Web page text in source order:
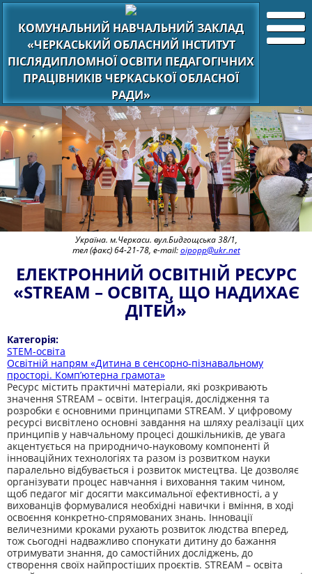
КОМУНАЛЬНИЙ НАВЧАЛЬНИЙ ЗАКЛАД
«ЧЕРКАСЬКИЙ ОБЛАСНИЙ ІНСТИТУТ
ПІСЛЯДИПЛОМНОЇ ОСВІТИ ПЕДАГОГІЧНИХ
ПРАЦІВНИКІВ ЧЕРКАСЬКОЇ ОБЛАСНОЇ
РАДИ»
Україна. м.Черкаси. вул.Бидгощська 38/1,
тел (факс) 64-21-78, e-mail:oipopp@ukr.net
ЕЛЕКТРОННИЙ ОСВІТНІЙ РЕСУРС
«STREAM – ОСВІТА, ЩО НАДИХАЄ
ДІТЕЙ»
Категорія:
STEM-освіта
Освітній напрям «Дитина в сенсорно-пізнавальному
просторі. Комп’ютерна грамота»
Ресурс містить практичні матеріали, які розкривають
значення STREAM – освіти. Інтеграція, дослідження та
розробки є основними принципами STREAM. У цифровому
ресурсі висвітлено основні завдання на шляху реалізації цих
принципів у навчальному процесі дошкільників, де увага
акцентується на природничо-науковому компоненті й
інноваційних технологіях та разом із розвитком науки
паралельно відбувається і розвиток мистецтва. Це дозволяє
організувати процес навчання і виховання таким чином,
щоб педагог міг досягти максимальної ефективності, а у
вихованців формувалися необхідні навички і вміння, в ході
освоєння конкретно-спрямованих знань. Інновації
величезними кроками рухають розвиток людства вперед,
тож сьогодні надважливо спонукати дитину до бажання
отримувати знання, до самостійних досліджень, до
створення своїх найпростіших проєктів. STREAM – освіта